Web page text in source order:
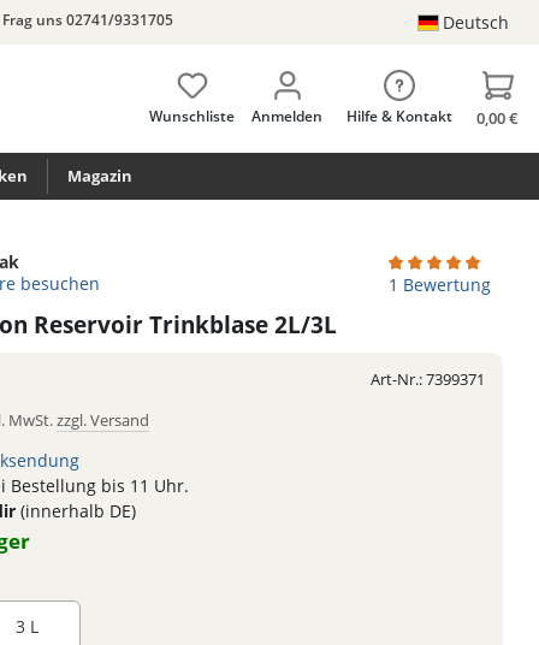
Frag uns 02741/9331705 Deutsch
Wunschliste Anmelden Hilfe & Kontakt 0,00 €
Magazin
besuchen
Reservoir Trinkblase 2L/3L
Durchschnittliche
1 Bewertung
MwSt.zzgl. Versand
Bestellung bis 11 Uhr.
(innerhalb DE)
3 L
Art-Nr.:7399371